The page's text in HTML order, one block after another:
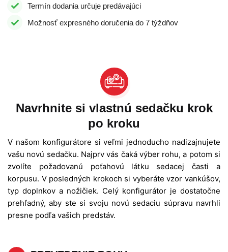
Termín dodania určuje predávajúci
Možnosť expresného doručenia do 7 týždňov
Navrhnite si vlastnú sedačku krok
po kroku
V našom konfigurátore si veľmi jednoducho nadizajnujete
vašu novú sedačku. Najprv vás čaká výber rohu, a potom si
zvolíte požadovanú poťahovú látku sedacej časti a
korpusu. V posledných krokoch si vyberáte vzor vankúšov,
typ doplnkov a nožičiek. Celý konfigurátor je dostatočne
prehľadný, aby ste si svoju novú sedaciu súpravu navrhli
presne podľa vašich predstáv.